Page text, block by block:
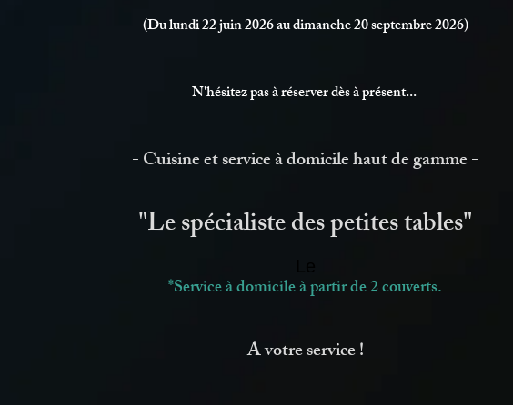
(Du lundi 22 juin 2026 au dimanche 20 septembre2026)
N'hésitezpas à réserver dès à présent...
- Cuisine et service à domicile haut de gamme -
"Le spécialiste des petites tables"
*Service à domicile à partir de 2 couverts.
A votre service !